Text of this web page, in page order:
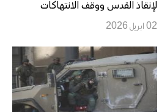
لإنقاذ القدس ووقف الانتهاكات
02 ابريل 2026